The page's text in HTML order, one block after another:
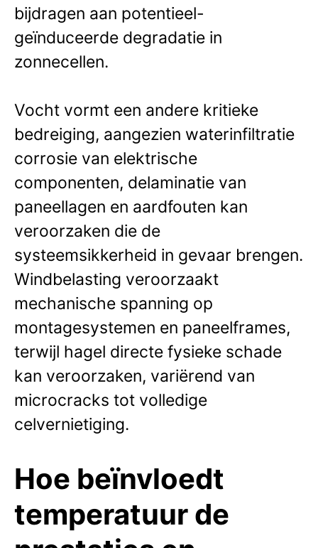
bijdragen aan potentieel-
geïnduceerde degradatie in
zonnecellen.
Vocht vormt een andere kritieke
bedreiging, aangezien waterinfiltratie
corrosie van elektrische
componenten, delaminatie van
paneellagen en aardfouten kan
veroorzaken die de
systeemsikkerheid in gevaar brengen.
Windbelasting veroorzaakt
mechanische spanning op
montagesystemen en paneelframes,
terwijl hagel directe fysieke schade
kan veroorzaken, variërend van
microcracks tot volledige
celvernietiging.
Hoe beïnvloedt
temperatuur de